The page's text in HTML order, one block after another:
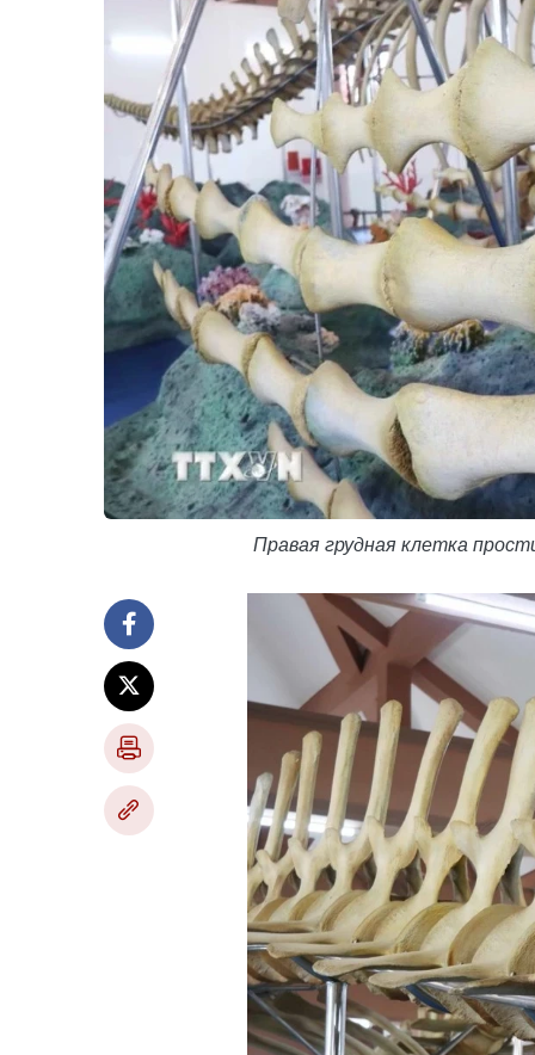
Правая грудная клетка